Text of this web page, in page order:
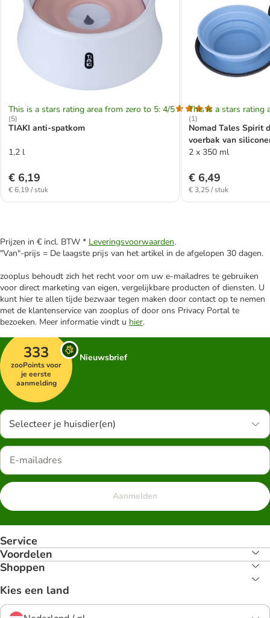
This is a stars rating area from zero to 5: 4/5
(5)
TIAKI anti-spatkom
1,2 l
€ 6,19
€ 6,19 / stuk
This is a stars rating
(1)
Nomad Tales Spirit
voerbak van
2 x 350 ml
€ 6,49
€ 3,25 / stuk
Prijzen in € incl. BTW * Leveringsvoorwaarden.
"Van"-prijs = De laagste prijs van het artikel in de afgelopen 30 dagen.
zooplus behoudt zich het recht voor om uw e-mailadres te gebruiken
voor direct marketing van eigen, vergelijkbare producten of diensten. U
kunt hier te allen tijde bezwaar tegen maken door contact op te nemen
met de klantenservice van zooplus of door ons Privacy Portal te
bezoeken. Meer informatie vindt u hier.
333
zooPoints voor
je eerste
aanmelding
Nieuwsbrief
Selecteer je huisdier(en)
Aanmelden
Service
Voordelen
Shoppen
Kies een land